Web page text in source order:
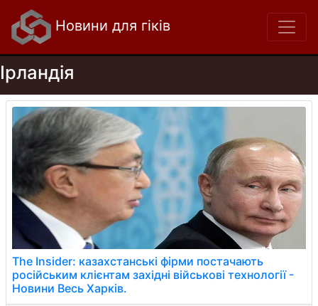
Новини для гіків
Ірландія
The Insider: казахстанські фірми постачають
російським клієнтам західні військові технології -
Новини Весь Харків.